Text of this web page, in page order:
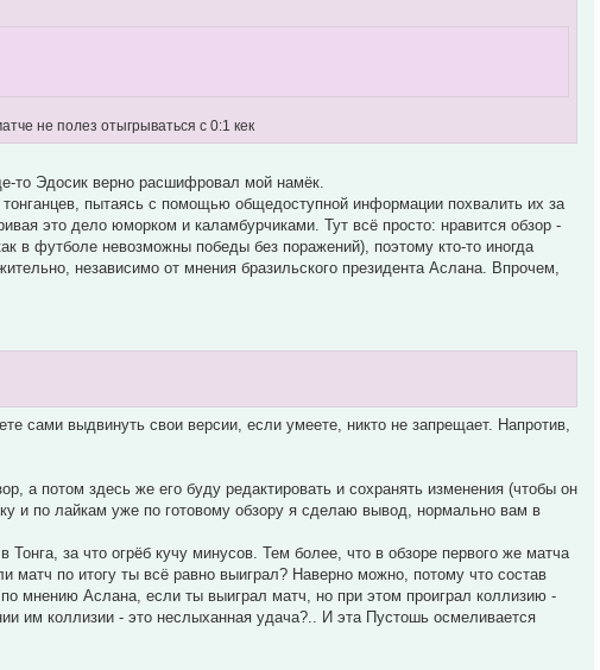
не полез отыгрываться с 0:1 кек
то Эдосик верно расшифровал мой намёк.
пытаясь с помощью общедоступной информации похвалить их за
это дело юморком и каламбурчиками. Тут всё просто: нравится обзор -
в футболе невозможны победы без поражений), поэтому кто-то иногда
независимо от мнения бразильского президента Аслана. Впрочем,
сами выдвинуть свои версии, если умеете, никто не запрещает. Напротив,
а потом здесь же его буду редактировать и сохранять изменения (чтобы он
и по лайкам уже по готовому обзору я сделаю вывод, нормально вам в
за что огрёб кучу минусов. Тем более, что в обзоре первого же матча
по итогу ты всё равно выиграл? Наверно можно, потому что состав
мнению Аслана, если ты выиграл матч, но при этом проиграл коллизию -
им коллизии - это неслыханная удача?.. И эта Пустошь осмеливается